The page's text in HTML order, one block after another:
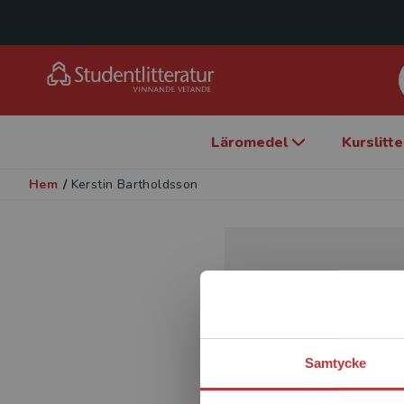
Samtycke
Läromedel
Hem / Kerstin Bartholdsson